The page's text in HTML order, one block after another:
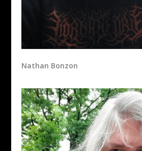
Nathan Bonzon